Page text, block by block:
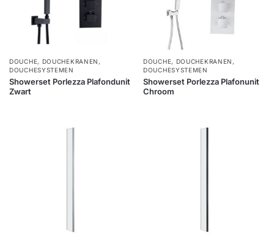
DOUCHE, DOUCHEKRANEN ,
DOUCHESYSTEMEN
Showerset Porlezza Plafondunit
Zwart
DOUCHE, DOUCHEKRANEN ,
DOUCHESYSTEMEN
Showerset Porlezza Plafonunit
Chroom